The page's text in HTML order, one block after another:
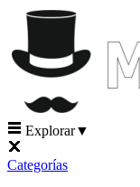
Explorar▼
Categorías